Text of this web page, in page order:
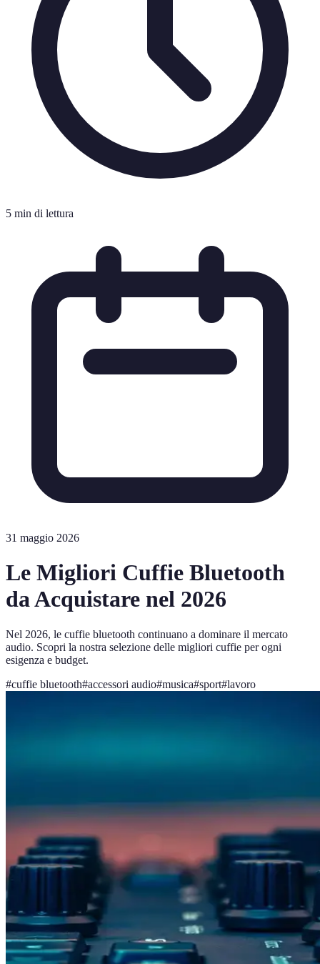
5 min di lettura
31 maggio 2026
Le Migliori Cuffie Bluetooth
da Acquistare nel 2026
Nel 2026, le cuffie bluetooth continuano a dominare il mercato
audio. Scopri la nostra selezione delle migliori cuffie per ogni
esigenza e budget.
#cuffie bluetooth#accessori audio#musica#sport#lavoro